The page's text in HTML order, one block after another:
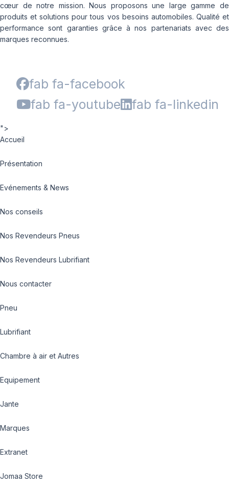
cœur de notre mission. Nous proposons une large gamme de
produits et solutions pour tous vos besoins automobiles. Qualité et
performance sont garanties grâce à nos partenariats avec des
marques reconnues.
fab fa-facebook
fab fa-youtube
fab fa-linkedin
">
Accueil
Présentation
Evénements & News
Nos conseils
Nos Revendeurs Pneus
Nos Revendeurs Lubrifiant
Nous contacter
Pneu
Lubrifiant
Chambre à air et Autres
Equipement
Jante
Marques
Extranet
Jomaa Store